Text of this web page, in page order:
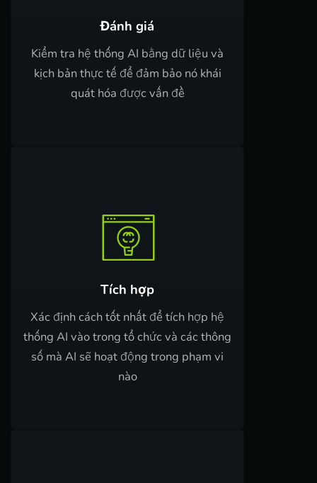
Đánh giá
Kiểm tra hệ thống AI bằng dữ liệu và
kịch bản thực tế để đảm bảo nó khái
quát hóa được vấn đề
Tích hợp
Xác định cách tốt nhất để tích hợp hệ
thống AI vào trong tổ chức và các thông
số mà AI sẽ hoạt động trong phạm vi
nào